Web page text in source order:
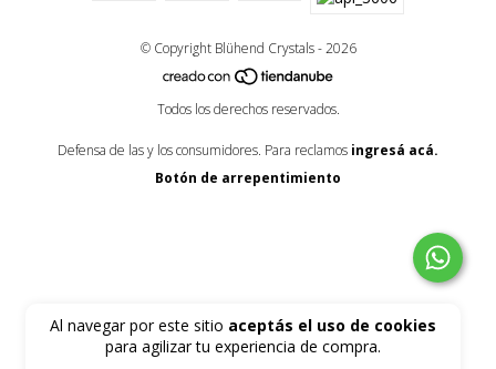
Al navegar por este sitio aceptás el uso de cookies
para agilizar tu experiencia de compra.
© Copyright Blühend Crystals - 2026
Todos los derechos reservados.
Defensa de las y los consumidores. Para reclamos ingresá acá.
Botón de arrepentimiento